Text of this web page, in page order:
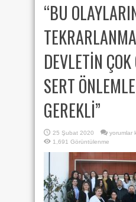
“BU
DEVLETİN
SERT
GEREKLİ”
25 Şubat 2020
“BU
ADINA
DEVLETİN
ÇOK
CİDDİ
VE
SERT
ALMASI
yorumlar
1,691 Görüntülenme